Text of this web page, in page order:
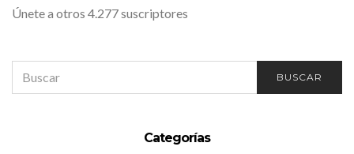
Únete a otros 4.277 suscriptores
FOR:
BUSCAR
Categorías